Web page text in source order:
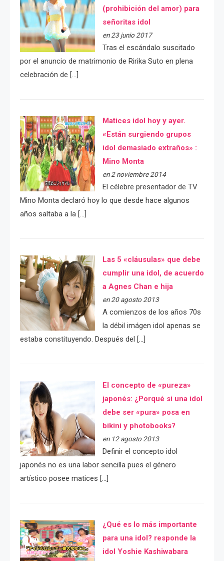
(prohibición del amor) para
señoritas idol
en 23 junio 2017
Tras el escándalo suscitado
por el anuncio de matrimonio de Ririka Suto en plena
celebración de […]
Matices idol hoy y ayer.
«Están surgiendo grupos
idol demasiado extraños» :
Mino Monta
en 2 noviembre 2014
El célebre presentador de TV
Mino Monta declaró hoy lo que desde hace algunos
años saltaba a la […]
Las 5 «cláusulas» que debe
cumplir una idol, de acuerdo
a Agnes Chan e hija
en 20 agosto 2013
A comienzos de los años 70s
la débil imágen idol apenas se
estaba constituyendo. Después del […]
El concepto de «pureza»
japonés: ¿Porqué si una idol
debe ser «pura» posa en
bikini y photobooks?
en 12 agosto 2013
Definir el concepto idol
japonés no es una labor sencilla pues el género
artístico posee matices […]
¿Qué es lo más importante
para una idol? responde la
idol Yoshie Kashiwabara